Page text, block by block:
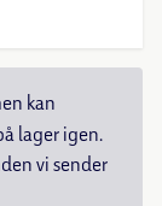
kan
lager igen.
vi sender